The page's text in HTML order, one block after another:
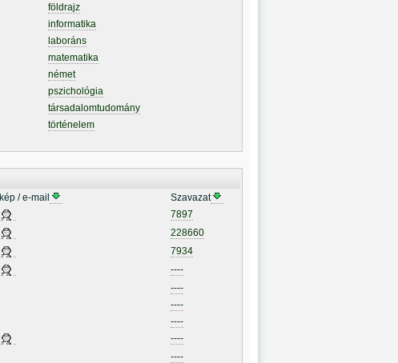
földrajz
informatika
laboráns
matematika
német
pszichológia
társadalomtudomány
történelem
kép / e-mail Szavazat
7897
228660
7934
----
----
----
----
----
----